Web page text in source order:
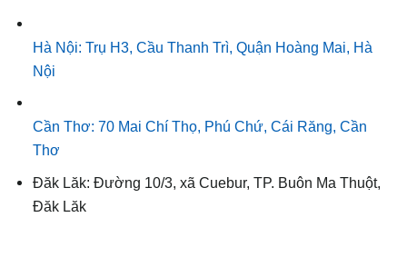
Hà Nội: Trụ H3, Cầu Thanh Trì, Quận Hoàng Mai, Hà
Nội
Cần Thơ: 70 Mai Chí Thọ, Phú Chứ, Cái Răng, Cần
Thơ
Đăk Lăk: Đường 10/3, xã Cuebur, TP. Buôn Ma Thuột,
Đăk Lăk